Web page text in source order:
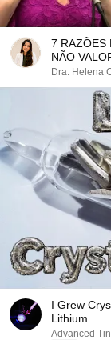
7 RAZÕES
NÃO
Dra. Helena
I Grew
Lithium
Advanced